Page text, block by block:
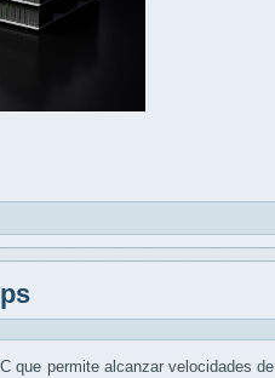
que permite alcanzar velocidades de